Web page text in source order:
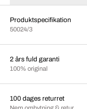
Produktspecifikation
50024/3
2 års fuld garanti
100% original
100 dages returret